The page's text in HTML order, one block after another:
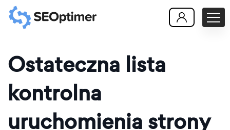
Ostateczna lista
kontrolna
uruchomienia strony